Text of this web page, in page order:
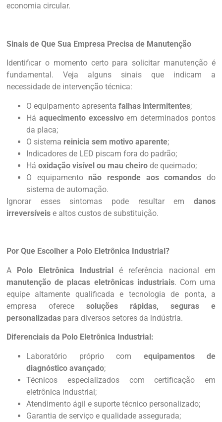
economia circular.
Sinais de Que Sua Empresa Precisa de Manutenção
Identificar o momento certo para solicitar manutenção é
fundamental. Veja alguns sinais que indicam a
necessidade de intervenção técnica:
O equipamento apresenta falhas intermitentes;
Há aquecimento excessivoem determinados pontos
da placa;
O sistema reinicia sem motivo aparente;
Indicadores de LED piscam fora do padrão;
Há oxidação visível ou mau cheiro de queimado;
O equipamento não responde aos comandos do
sistema de automação.
Ignorar esses sintomas pode resultar em danos
irreversíveis e altos custos de substituição.
Por Que Escolher a Polo Eletrônica Industrial?
A Polo Eletrônica Industrialé referência nacional em
manutenção de placas eletrônicas industriais. Com uma
equipe altamente qualificada e tecnologia de ponta, a
empresa oferece soluções rápidas, seguras e
personalizadas para diversos setores da indústria.
Diferenciais da Polo Eletrônica Industrial:
Laboratório próprio com equipamentos de
diagnóstico avançado;
Técnicos especializados com certificação em
eletrônica industrial;
Atendimento ágil e suporte técnico personalizado;
Garantia de serviço e qualidade assegurada;